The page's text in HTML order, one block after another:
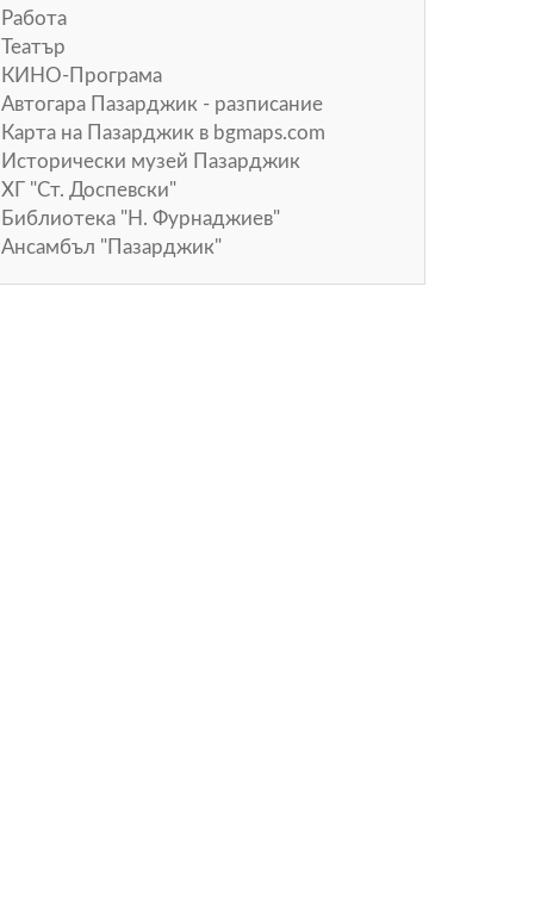
Работа
Театър
КИНО-Програма
Автогара Пазарджик - разписание
Карта на Пазарджик в bgmaps.com
Исторически музей Пазарджик
ХГ "Ст. Доспевски"
Библиотека "Н. Фурнаджиев"
Ансамбъл "Пазарджик"